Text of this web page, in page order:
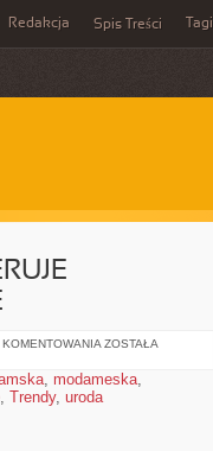
Redakcja Spis Treści Tagi
ODZIEŻ
OFERUJE
ZOSTAŁA
, modameska,
, Trendy, uroda